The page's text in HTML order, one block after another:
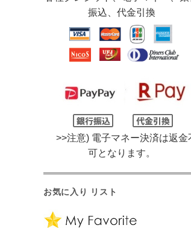
振込、代金引換
>>注意) 電子マネー決済は返金
可となります。
お気に入り リスト